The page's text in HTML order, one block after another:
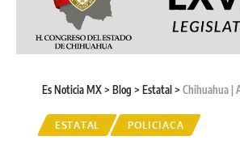
Es Noticia MX> Blog > Estatal > Chihuahua |
ESTATAL POLICIACA